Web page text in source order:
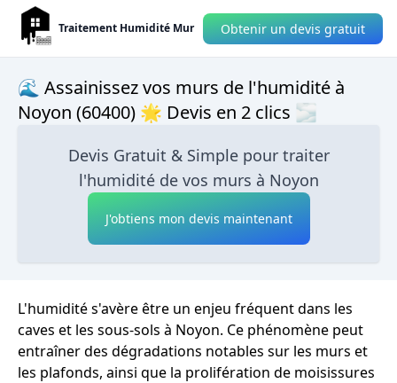
Traitement Humidité Mur Obtenir un devis gratuit
🌊 Assainissez vos murs de l'humidité à
Noyon (60400) 🌟 Devis en 2 clics 🌫
Devis Gratuit & Simple pour traiter
l'humidité de vos murs à Noyon
J'obtiens mon devis maintenant
L'humidité s'avère être un enjeu fréquent dans les
caves et les sous-sols à Noyon. Ce phénomène peut
entraîner des dégradations notables sur les murs et
les plafonds, ainsi que la prolifération de moisissures